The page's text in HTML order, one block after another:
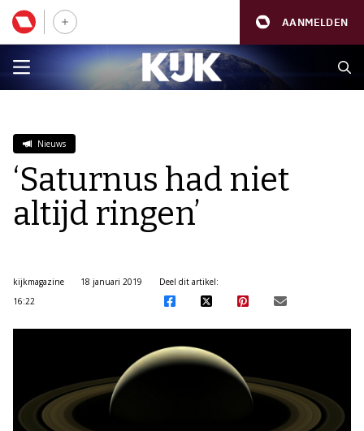
AANMELDEN
Nieuws
‘Saturnus had niet
altijd ringen’
kijkmagazine
18 januari 2019
16:22
Deel dit artikel: